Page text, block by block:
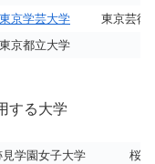
東京学芸大学
東京芸術
東京都立大学
する大学
見学園女子大学
桜